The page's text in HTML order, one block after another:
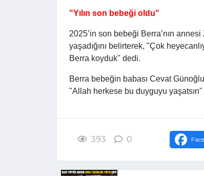
"Yılın son bebeği oldu"
2025’in son bebeği Berra’nın
yaşadığını belirterek, "Çok
Berra koyduk" dedi.
Berra bebeğin babası Cevat
"Allah herkese bu duyguyu
393 0